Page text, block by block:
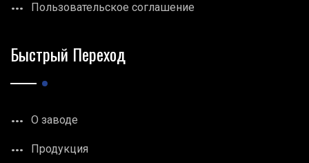
Пользовательское соглашение
Быстрый Переход
О заводе
Продукция